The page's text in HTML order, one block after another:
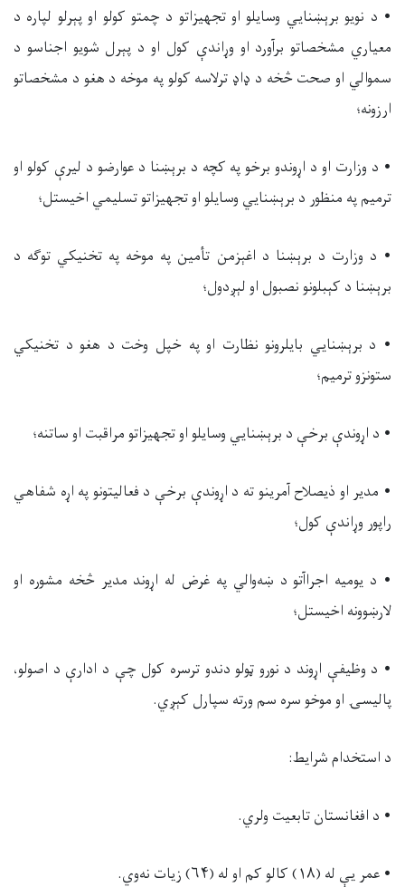
• د نویو برېښنايي وسایلو او تجهیزاتو د چمتو کولو او پېرلو لپاره د
معیاري مشخصاتو برآورد او وړاندې کول او د پېرل شویو اجناسو د
سموالي او صحت څخه د ډاډ ترلاسه کولو په موخه د هغو د مشخصاتو
ارزونه؛
• د وزارت او د اړوندو برخو په کچه د برېښنا د عوارضو د لیرې کولو او
ترمیم په منظور د برېښنايي وسایلو او تجهیزاتو تسلیمي اخیستل؛
• د وزارت د برېښنا د اغېزمن تأمین په موخه په تخنیکي توګه د
برېښنا د کېبلونو نصبول او لېږدول؛
• د برېښنايي بایلرونو نظارت او په خپل وخت د هغو د تخنیکي
ستونزو ترمیم؛
• د اړوندې برخې د برېښنايي وسایلو او تجهیزاتو مراقبت او ساتنه؛
• مدیر او ذیصلاح آمرینو ته د اړوندې برخې د فعالیتونو په اړه شفاهي
راپور وړاندې کول؛
• د یومیه اجراآتو د ښه‌والي په غرض له اړوند مدیر څخه مشوره او
لارښوونه اخیستل؛
• د وظیفې اړوند د نورو ټولو دندو ترسره کول چې د ادارې د اصولو،
پالیسۍ او موخو سره سم ورته سپارل کېږي.
د استخدام شرایط:
• د افغانستان تابعیت ولري.
• عمر یې له (۱۸) کالو کم او له (۶۴) زیات نه‌وي.